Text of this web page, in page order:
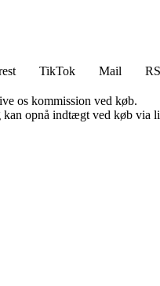
TikTok Mail
os kommission ved køb.
opnå indtægt ved køb via